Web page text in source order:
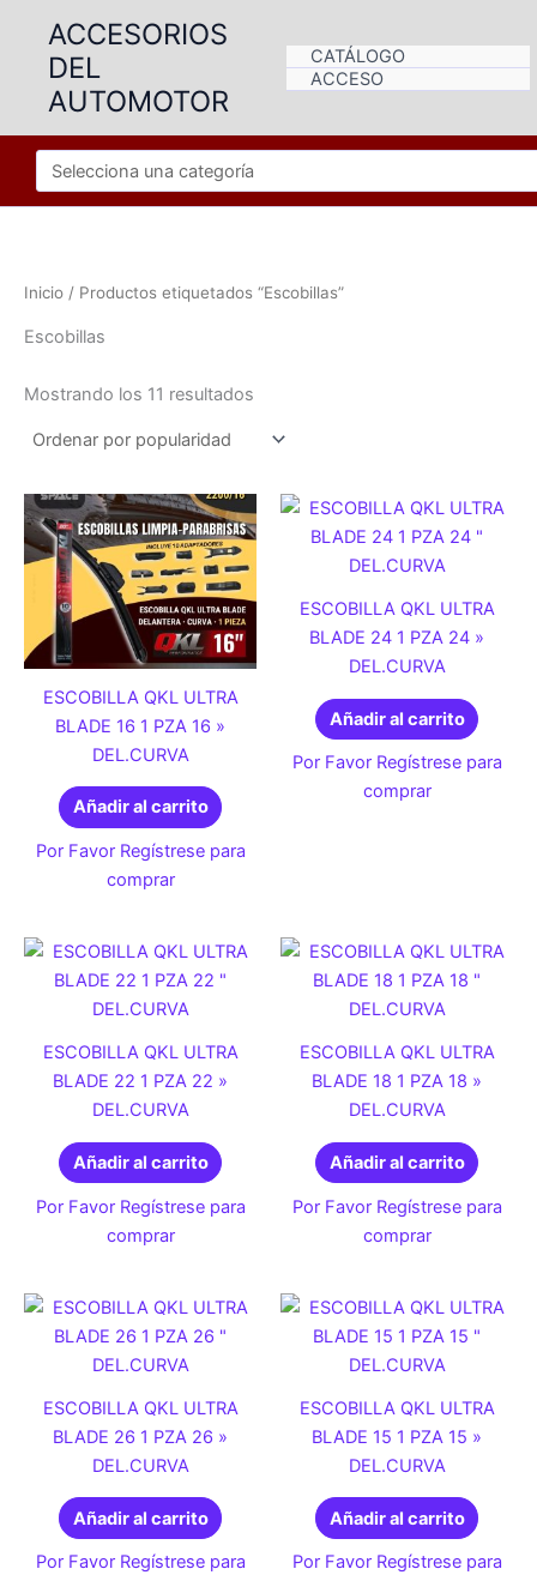
contenido
ACCESORIOS
DEL
AUTOMOTOR
CATÁLOGO
ACCESO
Inicio / Productos etiquetados “Escobillas”
Escobillas
Mostrando los 11 resultados
ESCOBILLA QKL ULTRA
BLADE 16 1 PZA 16 »
DEL.CURVA
Añadir al carrito
Por Favor Regístrese para
comprar
ESCOBILLA QKL ULTRA
BLADE 24 1 PZA 24 »
DEL.CURVA
Añadir al carrito
Por Favor Regístrese para
comprar
ESCOBILLA QKL ULTRA
BLADE 22 1 PZA 22 »
DEL.CURVA
Añadir al carrito
Por Favor Regístrese para
comprar
ESCOBILLA QKL ULTRA
BLADE 18 1 PZA 18 »
DEL.CURVA
Añadir al carrito
Por Favor Regístrese para
comprar
ESCOBILLA QKL ULTRA
BLADE 26 1 PZA 26 »
DEL.CURVA
Añadir al carrito
Por Favor Regístrese para
ESCOBILLA QKL ULTRA
BLADE 15 1 PZA 15 »
DEL.CURVA
Añadir al carrito
Por Favor Regístrese para